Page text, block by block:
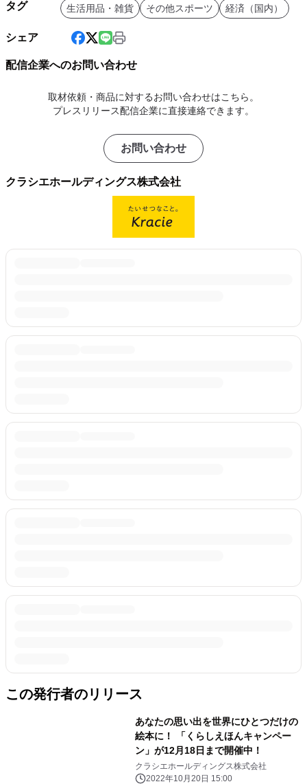
タグ 生活用品・雑貨 その他スポーツ 経済（国内）
シェア
配信企業へのお問い合わせ
取材依頼・商品に対するお問い合わせはこちら。
プレスリリース配信企業に直接連絡できます。
お問い合わせ
クラシエホールディングス株式会社
この発行者のリリース
あなたの思い出を世界にひとつだけの
絵本に！ 「くらしえほんキャンペー
ン」が12月18日まで開催中！
クラシエホールディングス株式会社
2022年10月20日 15:00